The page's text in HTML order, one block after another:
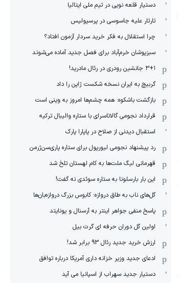
دستیار قلعه نویی در تیم ملی ایتالیا
تارتار علیه جاسوسی در پرسپولیس
چرا استقلال به فکر خرید سردار آزمون افتاد؟
سبزپوشان خرم‌آباد برای فصل جدید آماده می‌شوند
۳+۱ جانشین رودری در رئال مادرید!
گربیچ به ایران نسخه شکست ژاپن را داد
بازگشت باشکوه: همه چشم‌ها امروز به وینی است
قرارداد نجومی گالاتاسرای با ستاره والیبال ترکیه
استقبال دیدنی از صلاح در پاپارا پارک
رد پیشنهاد نجومی لیورپول برای ستاره پاری‌سن‌ژرمن
قهرمانی لیگ ملت‌ها به کام لهستان تلخ شد
این بار بارسلونا به ستاره سوئدی نه گفت!
گل‌های ناب به طاق دروازه؛ کابوس بزرگ دروازه‌بان‌ها
پاسخ منفی جواهر اینتر به آرسنال و یونایتد
اولین گل دوران حرفه ای گرت بیل
ارزش خرید جدید رئال 93 برابر شد!
ادعای جدید وزیر خزانه داری آمریکا درباره توافق
دستیار جدید سهراب از اسپانیا می آید